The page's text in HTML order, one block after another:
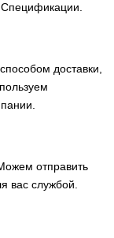
Спецификации.
доставки,
отправить
вас службой.